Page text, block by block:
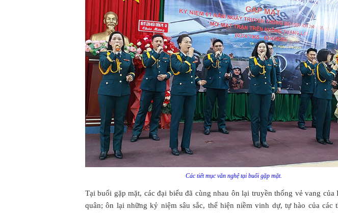
Các tiết mục văn nghệ tại buổi gặp mặt.
Tại buổi gặp mặt, các đại biểu đã cùng nhau ôn lại truyền thống vẻ vang của
quân; ôn lại những kỷ niệm sâu sắc, thể hiện niềm vinh dự, tự hào của các